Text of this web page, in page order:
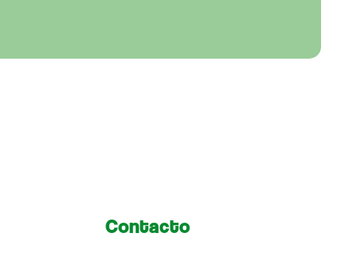
Contacto